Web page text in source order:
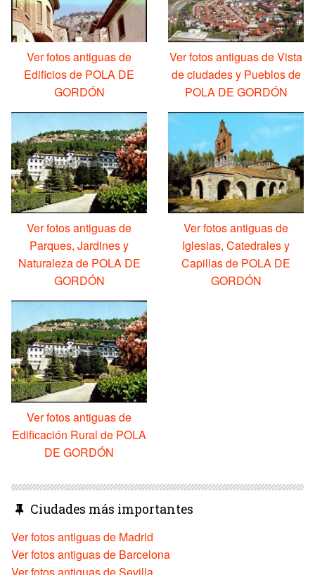
Ver fotos antiguas de
Edificios de POLA DE
GORDÓN
Ver fotos antiguas de Vista
de ciudades y Pueblos de
POLA DE GORDÓN
Ver fotos antiguas de
Parques, Jardines y
Naturaleza de POLA DE
GORDÓN
Ver fotos antiguas de
Iglesias, Catedrales y
Capillas de POLA DE
GORDÓN
Ver fotos antiguas de
Edificación Rural de POLA
DE GORDÓN
Ciudades más importantes
Ver fotos antiguas de Madrid
Ver fotos antiguas de Barcelona